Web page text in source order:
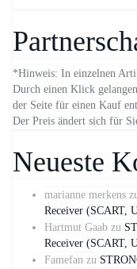
*Hinweis: In einzelnen
Durch einen Klick
der Seite für einen Kauf
Der Preis ändert sich für
Neueste
marianne merkens
Receiver (SCART,
Hartmut Gaab zu
Receiver (SCART,
Famefan zu